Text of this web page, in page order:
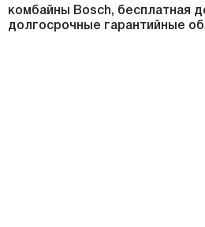
комбайны Bosch, бесплатная
долгосрочные гарантийные